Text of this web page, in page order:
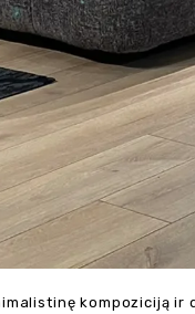
kompoziciją